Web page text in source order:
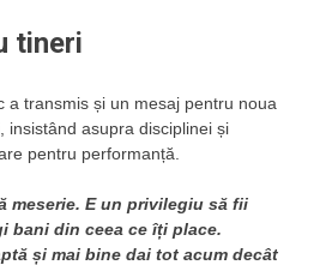
tineri
a transmis și un mesaj pentru noua
insistând asupra disciplinei și
pentru performanță.
meserie. E un privilegiu să fii
bani din ceea ce îți place.
și mai bine dai tot acum decât